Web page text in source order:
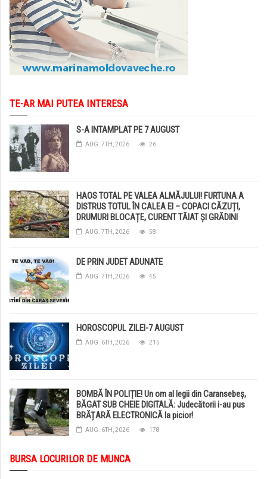
TE-AR MAI PUTEA INTERESA
S-A INTAMPLAT PE 7 AUGUST
AUG. 7TH, 2026 26
HAOS TOTAL PE VALEA ALMĂJULUI! FURTUNA A
DISTRUS TOTUL ÎN CALEA EI – COPACI CĂZUȚI,
DRUMURI BLOCAȚE, CURENT TĂIAT ȘI GRĂDINI
DISTRUSE DE GRINDINĂ!
AUG. 7TH, 2026 58
DE PRIN JUDET ADUNATE
AUG. 7TH, 2026 45
HOROSCOPUL ZILEI-7 AUGUST
AUG. 6TH, 2026 215
BOMBĂ ÎN POLIȚIE! Un om al legii din Caransebeș,
BĂGAT SUB CHEIE DIGITALĂ: Judecătorii i-au pus
BRĂȚARĂ ELECTRONICĂ la picior!
AUG. 6TH, 2026 178
BURSA LOCURILOR DE MUNCA